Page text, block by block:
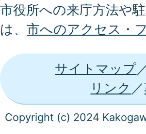
市役所への来庁方法や
は、 市へのアクセス・
サイトマップ
リンク
Copyright (c) 2024